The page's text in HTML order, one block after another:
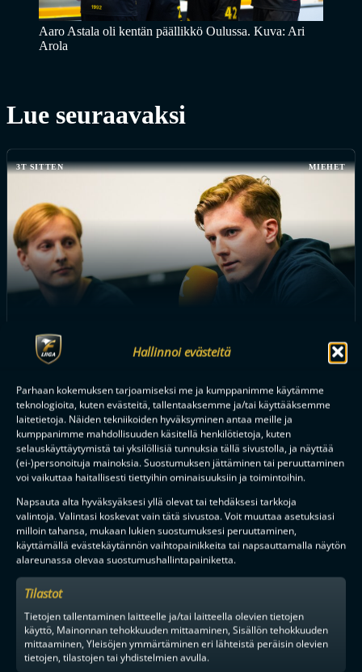
Hallinnoi evästeitä
Parhaan kokemuksen tarjoamiseksi me ja kumppanimme käytämme
teknologioita, kuten evästeitä, tallentaaksemme ja/tai käyttääksemme
laitetietoja. Näiden tekniikoiden hyväksyminen antaa meille ja
kumppanimme mahdollisuuden käsitellä henkilötietoja, kuten
selauskäyttäytymistä tai yksilöllisiä tunnuksia tällä sivustolla, ja näyttää
(ei-)personoituja mainoksia. Suostumuksen jättäminen tai peruuttaminen
voi vaikuttaa haitallisesti tiettyihin ominaisuuksiin ja toimintoihin.
Napsauta alta hyväksyäksesi yllä olevat tai tehdäksesi tarkkoja
valintoja. Valintasi koskevat vain tätä sivustoa. Voit muuttaa asetuksiasi
milloin tahansa, mukaan lukien suostumuksesi peruuttaminen,
käyttämällä evästekäytännön vaihtopainikkeita tai napsauttamalla näytön
alareunassa olevaa suostumushallintapainiketta.
Tilastot
Tietojen tallentaminen laitteelle ja/tai laitteella olevien tietojen
käyttö, Mainonnan tehokkuuden mittaaminen, Sisällön tehokkuuden
mittaaminen, Yleisöjen ymmärtäminen eri lähteistä peräisin olevien
tietojen, tilastojen tai yhdistelmien avulla.
Aaro Astala oli kentän päällikkö Oulussa. Kuva: Ari
Arola
Lue seuraavaksi
3T SITTEN MIEHET
KESÄN MUUTTOHAUKAT: KÄÄNTYNYT VIRTA PALAUTTI
MAAILMANMESTARINKIN OULUUN
Tilaa uutiskirje
Saat kirjeen noin kerran kuukaudessa F-liigakauden alusta
ratkaisuhetkiin asti.
F-LIIGANKUMPPANIT